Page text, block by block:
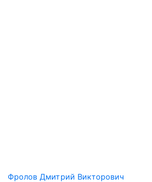
Фролов Дмитрий Викторович